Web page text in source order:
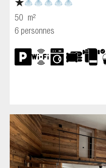
50 m²
6 personnes